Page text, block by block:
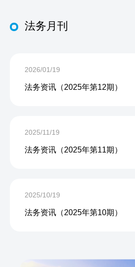
法务月刊
2026/01/19
法务资讯（2025年第12期）
2025/11/19
法务资讯（2025年第11期）
2025/10/19
法务资讯（2025年第10期）